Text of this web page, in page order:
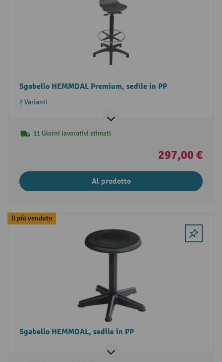
Sgabello HEMMDAL Premium, sedile in PP
2 Varianti
11 Giorni lavorativi stimati
297,00 €
Al prodotto
Il più venduto
Sgabello HEMMDAL, sedile in PP